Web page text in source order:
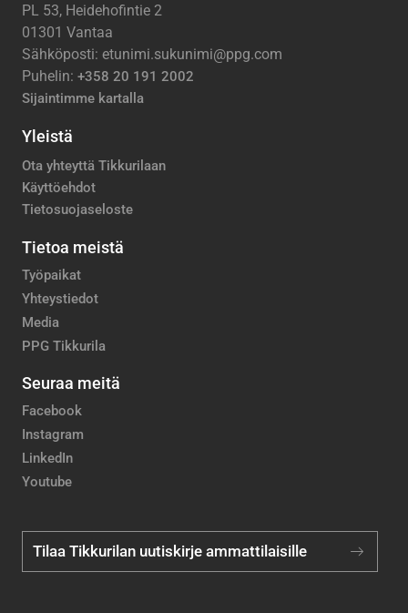
PL 53, Heidehofintie 2
01301 Vantaa
Sähköposti: etunimi.sukunimi@ppg.com
Puhelin: +358 20 191 2002
Sijaintimme kartalla
Yleistä
Ota yhteyttä Tikkurilaan
Käyttöehdot
Tietosuojaseloste
Tietoa meistä
Työpaikat
Yhteystiedot
Media
PPG Tikkurila
Seuraa meitä
Facebook
Instagram
LinkedIn
Youtube
Tilaa Tikkurilan uutiskirje ammattilaisille